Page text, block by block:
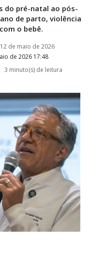
do pré-natal ao pós-
de parto, violência
o bebê.
de 2026 17:48
de maio de 2026
3 minuto(s) de leitura